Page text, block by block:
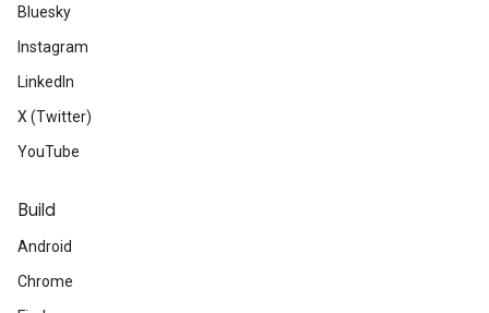
Bluesky
Instagram
LinkedIn
X (Twitter)
YouTube
Build
Android
Chrome